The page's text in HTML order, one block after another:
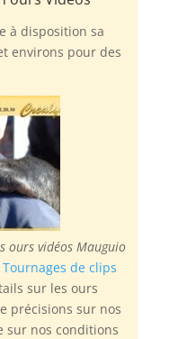
à disposition sa
environs pour des
ours vidéos Mauguio
Tournages de clips
sur les ours
précisions sur nos
sur nos conditions